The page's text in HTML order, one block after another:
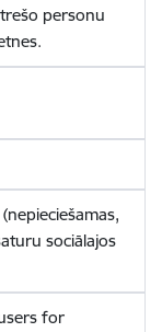
personu
sociālajos
for